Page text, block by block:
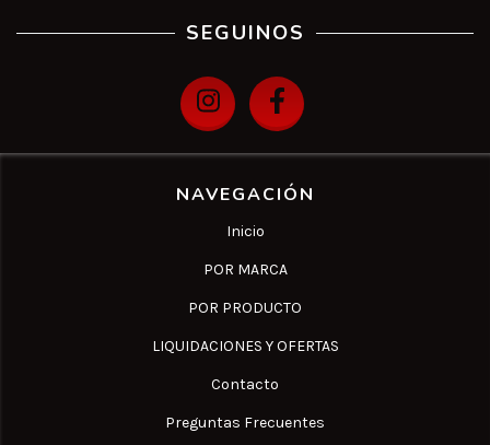
SEGUINOS
NAVEGACIÓN
Inicio
POR MARCA
POR PRODUCTO
LIQUIDACIONES Y OFERTAS
Contacto
Preguntas Frecuentes